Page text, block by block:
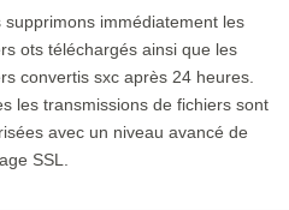
supprimons immédiatement les
ots téléchargés ainsi que les
convertis sxc après 24 heures.
les transmissions de fichiers sont
avec un niveau avancé de
SSL.